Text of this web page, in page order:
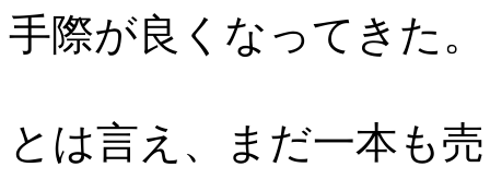
手際が良くなってきた。
とは言え、まだ一本も